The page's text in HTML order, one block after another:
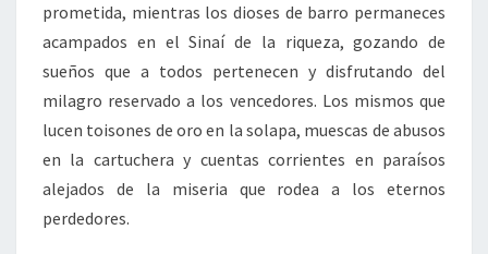
prometida, mientras los dioses de barro permaneces
acampados en el Sinaí de la riqueza, gozando de
sueños que a todos pertenecen y disfrutando del
milagro reservado a los vencedores. Los mismos que
lucen toisones de oro en la solapa, muescas de abusos
en la cartuchera y cuentas corrientes en paraísos
alejados de la miseria que rodea a los eternos
perdedores.